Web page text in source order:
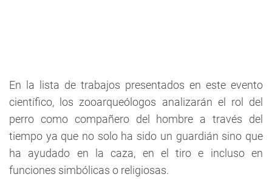
En la lista de trabajos presentados en este evento
científico, los zooarqueólogos analizarán el rol del
perro como compañero del hombre a través del
tiempo ya que no solo ha sido un guardián sino que
ha ayudado en la caza, en el tiro e incluso en
funciones simbólicas o religiosas.